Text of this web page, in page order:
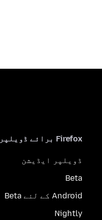
Firefox برائے ڈویلپرز
ڈویلپر ایڈیشن
Beta
Android کے لئے Beta
Nightly